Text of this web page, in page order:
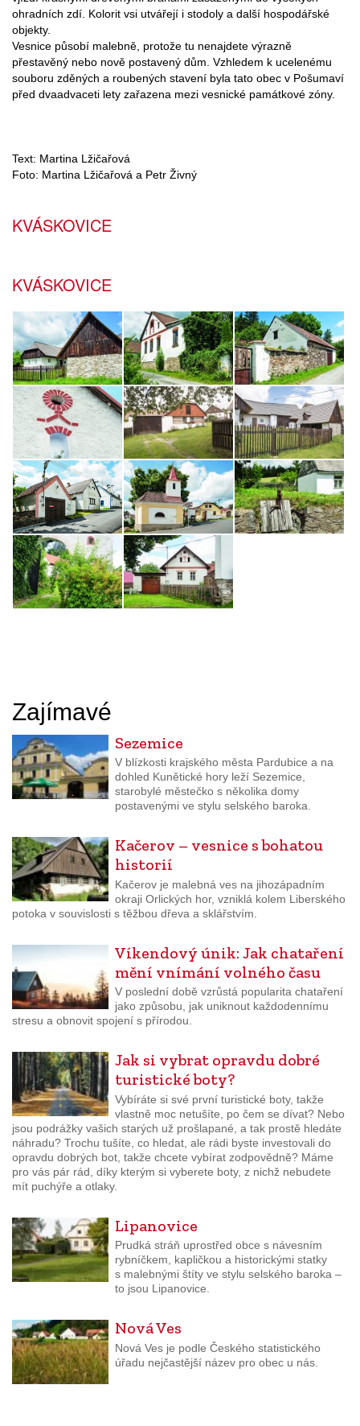
ohradních zdí. Kolorit vsi utvářejí i stodoly a další hospodářské
objekty.
Vesnice působí malebně, protože tu nenajdete výrazně
přestavěný nebo nově postavený dům. Vzhledem k ucelenému
souboru zděných a roubených stavení byla tato obec v Pošumaví
před dvaadvaceti lety zařazena mezi vesnické památkové zóny.
Text: Martina Lžičařová
Foto: Martina Lžičařová a Petr Živný
KVÁSKOVICE
KVÁSKOVICE
Zajímavé
Sezemice
V blízkosti krajského města Pardubice a na
dohled Kunětické hory leží Sezemice,
starobylé městečko s několika domy
postavenými ve stylu selského baroka.
Kačerov – vesnice s bohatou
historií
Kačerov je malebná ves na jihozápadním
okraji Orlických hor, vzniklá kolem Liberského
potoka v souvislosti s těžbou dřeva a sklářstvím.
Víkendový únik: Jak chataření
mění vnímání volného času
V poslední době vzrůstá popularita chataření
jako způsobu, jak uniknout každodennímu
stresu a obnovit spojení s přírodou.
Jak si vybrat opravdu dobré
turistické boty?
Vybíráte si své první turistické boty, takže
vlastně moc netušíte, po čem se dívat? Nebo
jsou podrážky vašich starých už prošlapané, a tak prostě hledáte
náhradu? Trochu tušíte, co hledat, ale rádi byste investovali do
opravdu dobrých bot, takže chcete vybírat zodpovědně? Máme
pro vás pár rád, díky kterým si vyberete boty, z nichž nebudete
mít puchýře a otlaky.
Lipanovice
Prudká stráň uprostřed obce s návesním
rybníčkem, kapličkou a historickými statky
s malebnými štíty ve stylu selského baroka –
to jsou Lipanovice.
Nová Ves
Nová Ves je podle Českého statistického
úřadu nejčastější název pro obec u nás.